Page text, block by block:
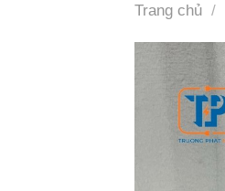
Trang chủ /